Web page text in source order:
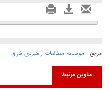
مرجع : موسسه مطالعات راهبردی شرق
عناوین مرتبط